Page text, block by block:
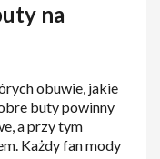
na
obuwie, jakie
buty powinny
a przy tym
Każdy fan mody